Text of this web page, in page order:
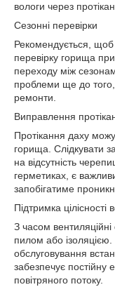
вологи через
Сезонні перевірки
Рекомендується, щоб
перевірку горища
переходу між
проблеми ще до того,
ремонти.
Виправлення
Протікання даху
горища. Слідкувати
на відсутність
герметиках, є
запобігатиме
Підтримка цілісності
З часом
пилом або
обслуговування
забезпечує постійну
повітряного потоку.